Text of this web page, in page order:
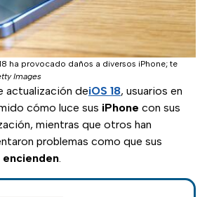
ha provocado daños a diversos iPhone; te
Images
actualización deiOS 18, usuarios en
cómo luce sus iPhone con sus
mientras que otros han
problemas como que sus
.